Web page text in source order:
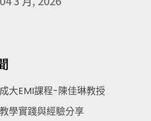
成大EMI課程-陳佳琳教授
教學實踐與經驗分享